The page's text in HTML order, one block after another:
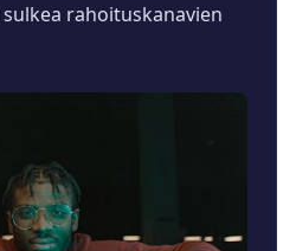
rahoituskanavien